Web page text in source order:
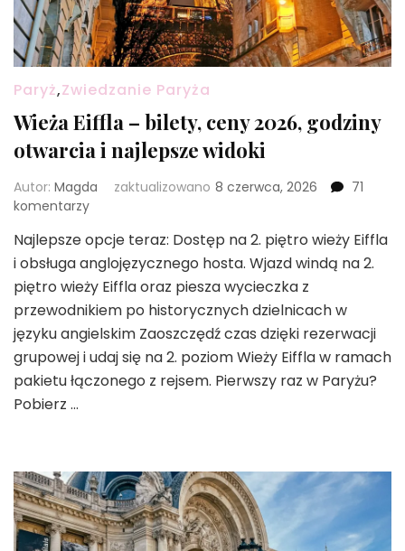
Paryż,Zwiedzanie Paryża
Wieża Eiffla – bilety, ceny 2026, godziny
otwarcia i najlepsze widoki
Autor: Magda zaktualizowano 8 czerwca, 2026
71
komentarzydo
Eiffla
–
bilety,
ceny
2026,
godziny
otwarcia
i
najlepsze
Najlepsze opcje teraz: Dostęp na 2. piętro wieży Eiffla
i obsługa anglojęzycznego hosta. Wjazd windą na 2.
piętro wieży Eiffla oraz piesza wycieczka z
przewodnikiem po historycznych dzielnicach w
języku angielskim Zaoszczędź czas dzięki rezerwacji
grupowej i udaj się na 2. poziom Wieży Eiffla w ramach
pakietu łączonego z rejsem. Pierwszy raz w Paryżu?
Pobierz …